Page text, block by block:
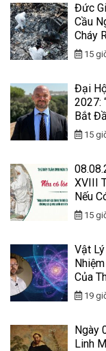
Đức
Cầu
Cháy
15
Đại
2027:
Bắt
15
XVIII
Nếu
15
Vật
Của
19
Ngày
Linh